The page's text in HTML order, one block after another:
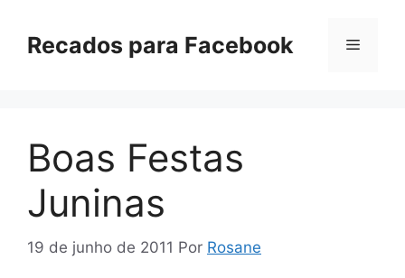
paraRecados para Facebook Menu
Boas Festas
Juninas
19 de junho de 2011 Por Rosane